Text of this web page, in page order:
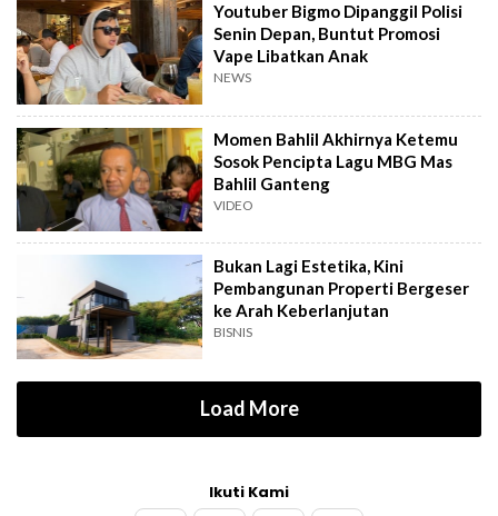
Youtuber Bigmo Dipanggil Polisi
Senin Depan, Buntut Promosi
Vape Libatkan Anak
NEWS
Momen Bahlil Akhirnya Ketemu
Sosok Pencipta Lagu MBG Mas
Bahlil Ganteng
VIDEO
Bukan Lagi Estetika, Kini
Pembangunan Properti Bergeser
ke Arah Keberlanjutan
BISNIS
Load More
Ikuti Kami